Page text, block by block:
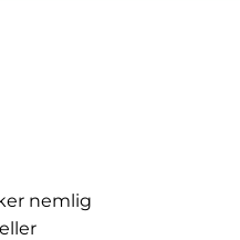
nemlig